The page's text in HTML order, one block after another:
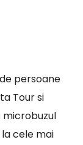
persoane
Tour si
microbuzul
cele mai